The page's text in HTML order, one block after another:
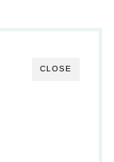
CLOSE